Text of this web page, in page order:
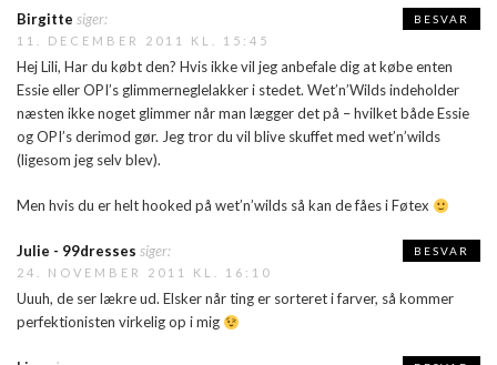
Birgitte siger:
11. DECEMBER 2011 KL. 15:45
Hej Lili, Har du købt den? Hvis ikke vil jeg anbefale dig at købe enten
Essie eller OPI’s glimmerneglelakker i stedet. Wet’n’Wilds indeholder
næsten ikke noget glimmer når man lægger det på – hvilket både Essie
og OPI’s derimod gør. Jeg tror du vil blive skuffet med wet’n’wilds
(ligesom jeg selv blev).
Men hvis du er helt hooked på wet’n’wilds så kan de fåes i Føtex
BESVAR
Julie - 99dresses siger:
24. NOVEMBER 2011 KL. 16:10
Uuuh, de ser lækre ud. Elsker når ting er sorteret i farver, så kommer
perfektionisten virkelig op i mig
BESVAR